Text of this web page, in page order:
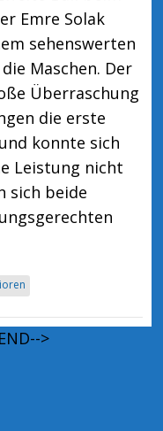
Emre Solak
sehenswerten
Maschen. Der
Überraschung
die erste
konnte sich
Leistung nicht
sich beide
>